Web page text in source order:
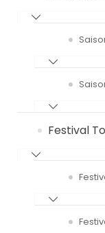
Festival